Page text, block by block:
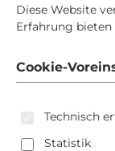
Allit ProfiPlus
Diese Website
Erfahrung bieten
Cookie-
Technisch
Statistik